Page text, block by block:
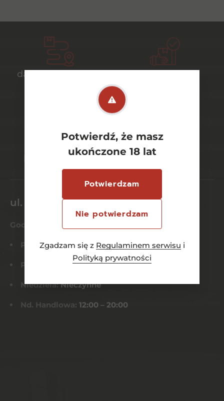
Potwierdź, że masz
ukończone 18 lat
Potwierdzam
Nie potwierdzam
Zgadzam się z Regulaminem serwisu i
Polityką prywatności
darmowa dostawa
bezpieczne
płatności online
szeroki wybór
asortymentu
ul. Dworcowa 26/6
Godziny otwarcia
Pn-Czw:8:00 – 21:00
Pt-Sob: 8:00 – 22:00
Niedziela:Nieczynne
Nd. Handlowa: 12:00 – 20:00